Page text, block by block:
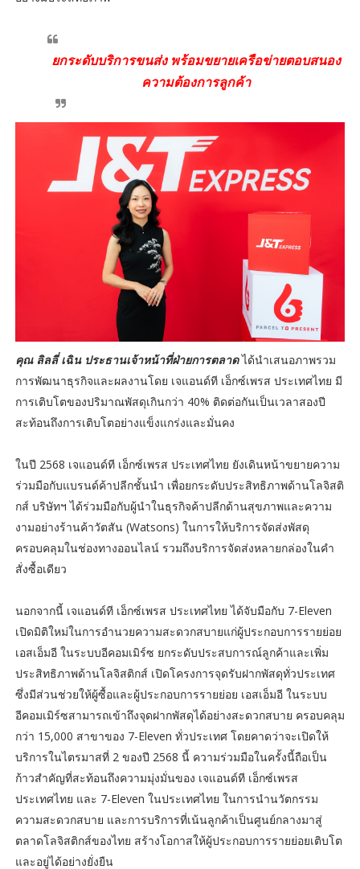
ยกระดับบริการขนส่ง พร้อมขยายเครือข่ายตอบสนอง
ความต้องการลูกค้า
คุณ ลิลลี่ เฉิน ประธานเจ้าหน้าที่ฝ่ายการตลาดได้นำเสนอภาพรวม
การพัฒนาธุรกิจและผลงานโดย เจแอนด์ที เอ็กซ์เพรส ประเทศไทย มี
การเติบโตของปริมาณพัสดุเกินกว่า 40% ติดต่อกันเป็นเวลาสองปี
สะท้อนถึงการเติบโตอย่างแข็งแกร่งและมั่นคง
ในปี 2568 เจแอนด์ที เอ็กซ์เพรส ประเทศไทย ยังเดินหน้าขยายความ
ร่วมมือกับแบรนด์ค้าปลีกชั้นนำ เพื่อยกระดับประสิทธิภาพด้านโลจิสติ
กส์ บริษัทฯ ได้ร่วมมือกับผู้นำในธุรกิจค้าปลีกด้านสุขภาพและความ
งามอย่างร้านค้าวัตสัน (Watsons) ในการให้บริการจัดส่งพัสดุ
ครอบคลุมในช่องทางออนไลน์ รวมถึงบริการจัดส่งหลายกล่องในคำ
สั่งซื้อเดียว
นอกจากนี้ เจแอนด์ที เอ็กซ์เพรส ประเทศไทย ได้จับมือกับ 7-Eleven
เปิดมิติใหม่ในการอำนวยความสะดวกสบายแก่ผู้ประกอบการรายย่อย
เอสเอ็มอี ในระบบอีคอมเมิร์ซ ยกระดับประสบการณ์ลูกค้าและเพิ่ม
ประสิทธิภาพด้านโลจิสติกส์ เปิดโครงการจุดรับฝากพัสดุทั่วประเทศ
ซึ่งมีส่วนช่วยให้ผู้ซื้อและผู้ประกอบการรายย่อย เอสเอ็มอี ในระบบ
อีคอมเมิร์ซสามารถเข้าถึงจุดฝากพัสดุได้อย่างสะดวกสบาย ครอบคลุม
กว่า 15,000 สาขาของ 7-Eleven ทั่วประเทศ โดยคาดว่าจะเปิดให้
บริการในไตรมาสที่ 2 ของปี 2568 นี้ ความร่วมมือในครั้งนี้ถือเป็น
ก้าวสำคัญที่สะท้อนถึงความมุ่งมั่นของ เจแอนด์ที เอ็กซ์เพรส
ประเทศไทย และ 7-Eleven ในประเทศไทย ในการนำนวัตกรรม
ความสะดวกสบาย และการบริการที่เน้นลูกค้าเป็นศูนย์กลางมาสู่
ตลาดโลจิสติกส์ของไทย สร้างโอกาสให้ผู้ประกอบการรายย่อยเติบโต
และอยู่ได้อย่างยั่งยืน